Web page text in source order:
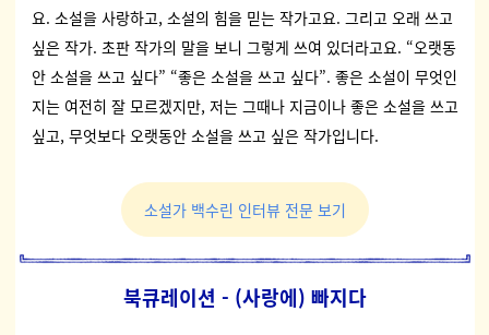
요. 소설을 사랑하고, 소설의 힘을 믿는 작가고요. 그리고 오래 쓰고
싶은 작가. 초판 작가의 말을 보니 그렇게 쓰여 있더라고요. “오랫동
안 소설을 쓰고 싶다” “좋은 소설을 쓰고 싶다”. 좋은 소설이 무엇인
지는 여전히 잘 모르겠지만, 저는 그때나 지금이나 좋은 소설을 쓰고
싶고, 무엇보다 오랫동안 소설을 쓰고 싶은 작가입니다.
소설가 백수린 인터뷰 전문 보기
북큐레이션 - (사랑에) 빠지다